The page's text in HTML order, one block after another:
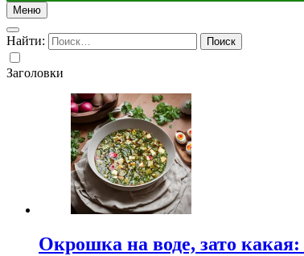
Меню
Найти:
Заголовки
Окрошка на воде, зато